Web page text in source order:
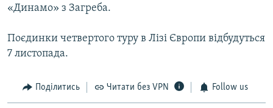
«Динамо» з Загреба.
Поєдинки четвертого туру в Лізі Європи відбудуться
7 листопада.
Поділитись Читати без VPN Follow us